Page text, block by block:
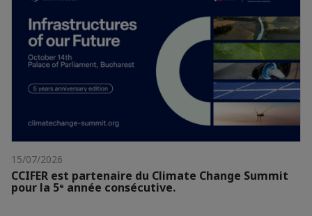
15/07/2026
CCIFER est partenaire du Climate Change Summit
pour la 5ᵉ année consécutive.